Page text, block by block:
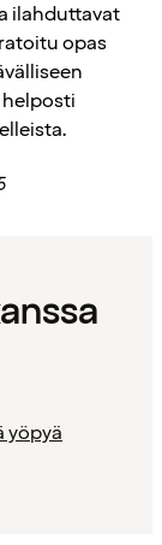
ilahduttavat
opas
yöpyä